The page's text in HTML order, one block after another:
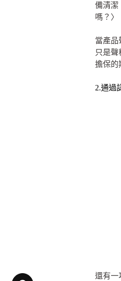
備清潔
嗎？〉
當產品
只是聲
擔保的
2.通過
還有一